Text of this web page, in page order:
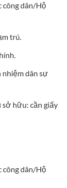
công dân/Hộ
trú.
nhiệm dân sự
hữu: cần giấy
công dân/Hộ